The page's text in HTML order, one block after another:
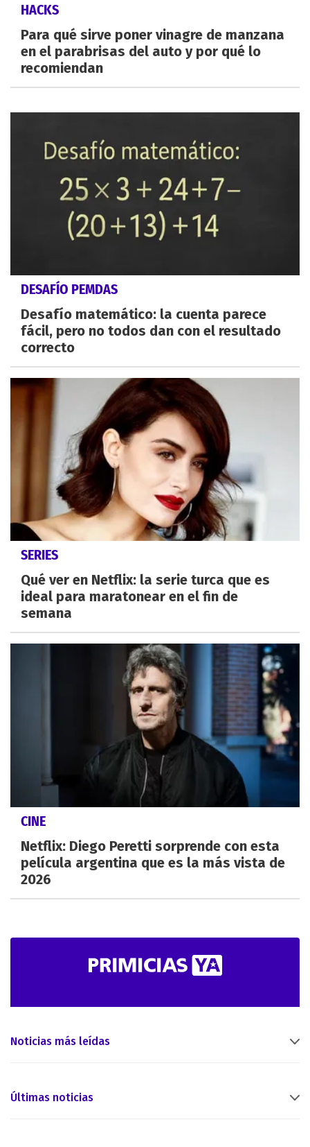
HACKS
Para qué sirve poner vinagre de manzana
en el parabrisas del auto y por qué lo
recomiendan
DESAFÍO PEMDAS
Desafío matemático: la cuenta parece
fácil, pero no todos dan con el resultado
correcto
SERIES
Qué ver en Netflix: la serie turca que es
ideal para maratonear en el fin de
semana
CINE
Netflix: Diego Peretti sorprende con esta
película argentina que es la más vista de
2026
Noticias más leídas
Últimas noticias